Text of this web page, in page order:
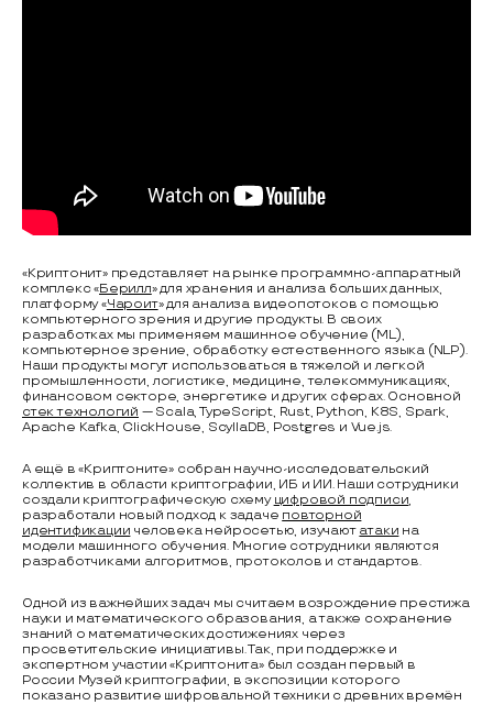
«Криптонит» представляет на рынке программно-аппаратный
комплекс «Берилл» для хранения и анализа больших данных,
платформу «Чароит» для анализа видеопотоков с помощью
компьютерного зрения и другие продукты. В своих
разработках мы применяем машинное обучение (ML),
компьютерное зрение, обработку естественного языка (NLP).
Наши продукты могут использоваться в тяжелой и легкой
промышленности, логистике, медицине, телекоммуникациях,
финансовом секторе, энергетике и других сферах. Основной
стек технологий — Scala, TypeScript, Rust, Python, K8S, Spark,
Apache Kafka, ClickHouse, ScyllaDB, Postgres и Vue.js.
А ещё в «Криптоните» собран научно-исследовательский
коллектив в области криптографии, ИБ и ИИ. Наши сотрудники
создали криптографическую схему цифровой подписи,
разработали новый подход к задаче повторной
идентификации человека нейросетью, изучают атаки на
модели машинного обучения. Многие сотрудники являются
разработчиками алгоритмов, протоколов и стандартов.
Одной из важнейших задач мы считаем возрождение престижа
науки и математического образования, а также сохранение
знаний о математических достижениях через
просветительские инициативы. Так, при поддержке и
экспертном участии «Криптонита» был создан первый в
России Музей криптографии, в экспозиции которого
показано развитие шифровальной техники с древних времён